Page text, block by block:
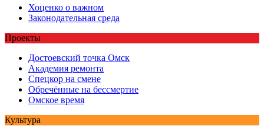
Хоценко о важном
Законодательная среда
Проекты
Достоевский точка Омск
Академия ремонта
Спецкор на смене
Обречённые на бессмертие
Омское время
Культура